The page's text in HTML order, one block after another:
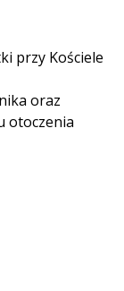
przy Kościele
oraz
otoczenia